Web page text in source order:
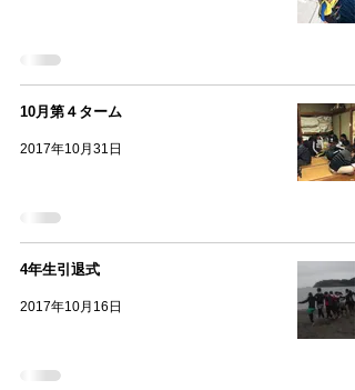
10月第４ターム
2017年10月31日
4年生引退式
2017年10月16日